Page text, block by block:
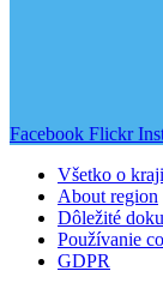
Facebook Flickr
Všetko o kraji
About region
Dôležité
Používanie
GDPR